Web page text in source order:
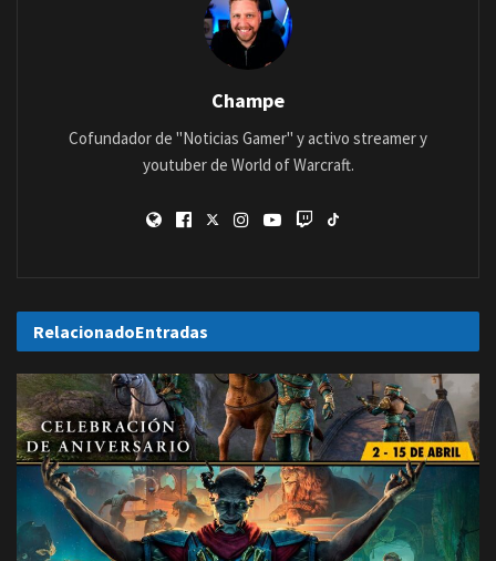
Champe
Cofundador de "Noticias Gamer" y activo streamer y
youtuber de World of Warcraft.
RelacionadoEntradas